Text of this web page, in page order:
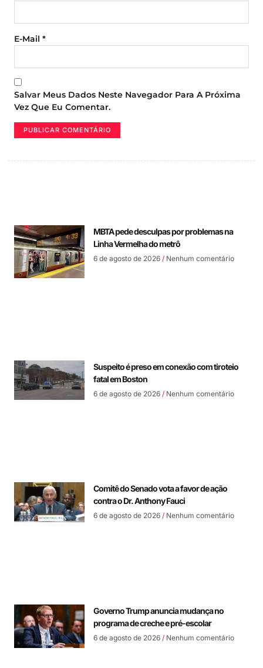
E-Mail *
Salvar Meus Dados Neste Navegador Para A Próxima
Vez Que Eu Comentar.
MBTA pede desculpas por problemas na
Linha Vermelha do metrô
6 de agosto de 2026 Nenhum comentário
Suspeito é preso em conexão com tiroteio
fatal em Boston
6 de agosto de 2026 Nenhum comentário
Comitê do Senado vota a favor de ação
contra o Dr. Anthony Fauci
6 de agosto de 2026 Nenhum comentário
Governo Trump anuncia mudança no
programa de creche e pré-escolar
6 de agosto de 2026 Nenhum comentário